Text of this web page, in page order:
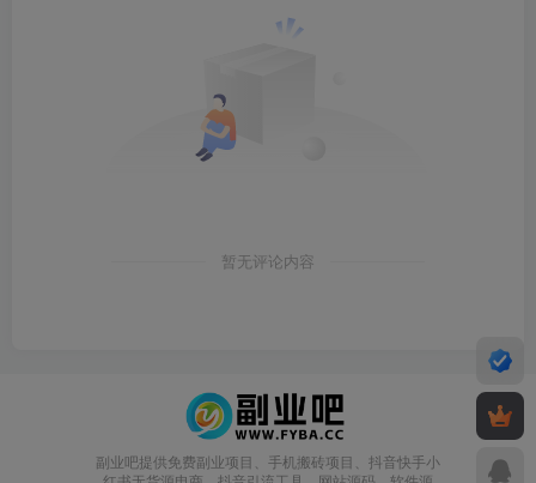
暂无评论内容
副业吧提供免费副业项目、手机搬砖项目、抖音快手小